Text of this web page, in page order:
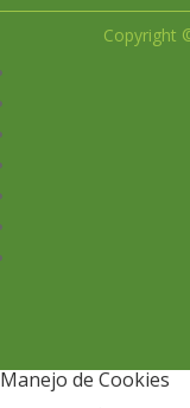
Copyright
Manejo de Cookies